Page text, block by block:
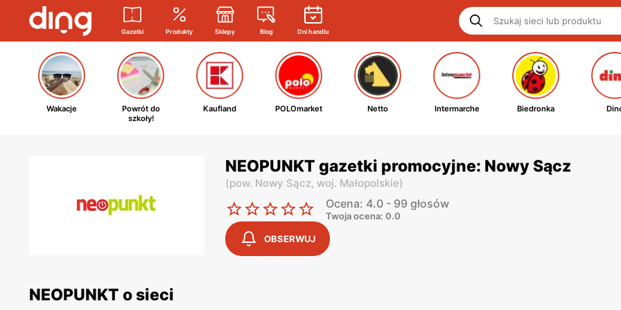
Gazetki Produkty Sklepy Blog Dni handlu
Wakacje
Powrót do
szkoły!
Kaufland POLOmarket Netto Intermarche Biedronka
NEOPUNKT gazetki promocyjne: Nowy Sącz
(pow. Nowy Sącz, woj. Małopolskie)
Ocena: 4.0 - 99 głosów
Twoja ocena: 0.0
OBSERWUJ
NEOPUNKT o sieci